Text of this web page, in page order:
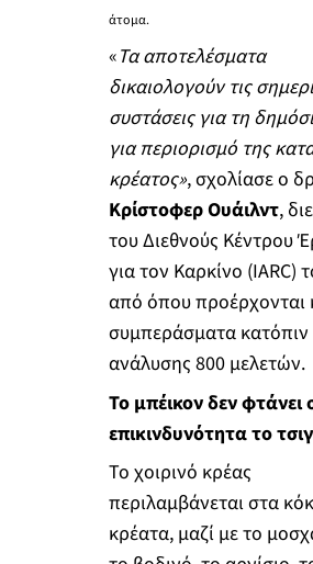
άτομα.
«Τα αποτελέσματα
δικαιολογούν τις
συστάσεις για τη
για περιορισμό της
κρέατος», σχολίασε ο δρ
Κρίστοφερ Ουάιλντ,
του Διεθνούς Κέντρου
για τον Καρκίνο (ΙΑRC)
από όπου προέρχονται
συμπεράσματα κατόπιν
ανάλυσης 800 μελετών.
Το μπέικον δεν φτάνει
επικινδυνότητα το
Το χοιρινό κρέας
περιλαμβάνεται στα
κρέατα, μαζί με το